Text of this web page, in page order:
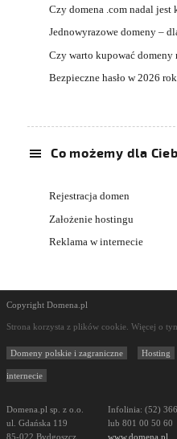
Czy domena .com nadal jest
Jednowyrazowe domeny –
Czy warto kupować domeny
Bezpieczne hasło w 2026
Co możemy dla
Rejestracja domen
Założenie hostingu
Reklama w internecie
Copyright Domena.pl
Strona korzysta z plików cookie. Więcej o
Domeny polskie i zagraniczne Hosting
internecie
Infolinia: (52)
lub 801 00 50 60
www.domena.pl
Domena.pl sp. z o.o.
ul. Gdańska 119
85-022 Bydgoszcz